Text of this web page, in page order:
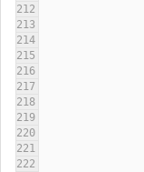
212
213
214
215
216
217
218
219
220
221
222